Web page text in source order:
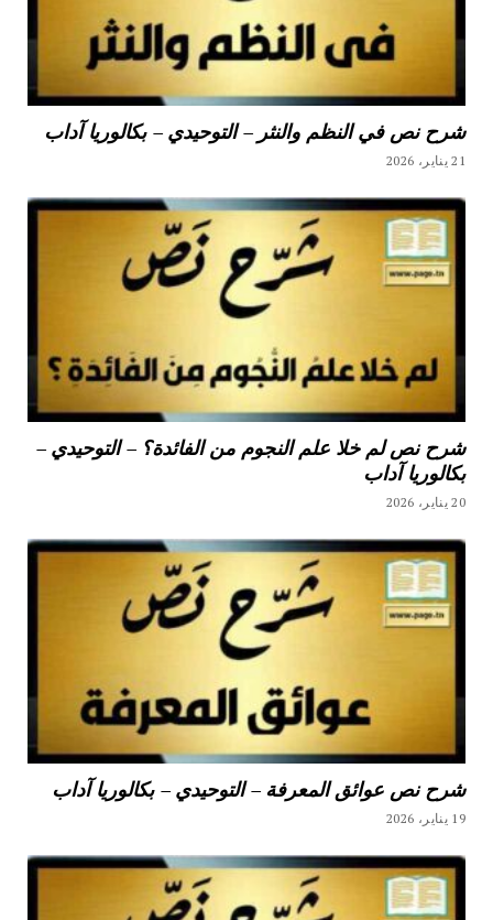
شرح نص في النظم والنثر – التوحيدي – بكالوريا آداب
21 يناير، 2026
شرح نص لم خلا علم النجوم من الفائدة؟ – التوحيدي –
بكالوريا آداب
20 يناير، 2026
شرح نص عوائق المعرفة – التوحيدي – بكالوريا آداب
19 يناير، 2026